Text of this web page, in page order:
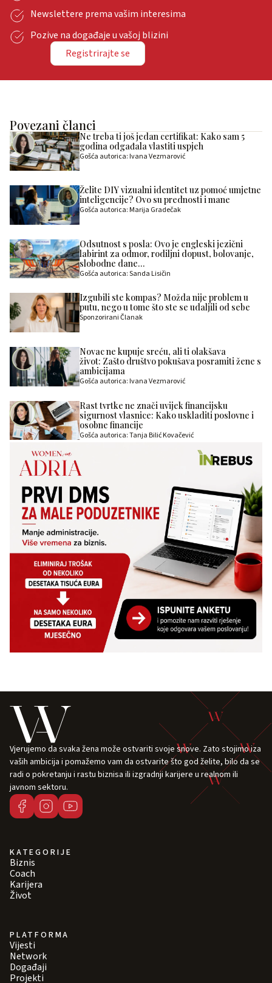
Newslettere prema vašim interesima
Pozive na događaje u vašoj blizini
Registrirajte se
Povezani članci
Ne treba ti još jedan certifikat: Kako sam 5
godina odgađala vlastiti uspjeh
Gošća autorica: Ivana Vezmarović
Želite DIY vizualni identitet uz pomoć umjetne
inteligencije? Ovo su prednosti i mane
Gošća autorica: Marija Gradečak
Odsutnost s posla: Ovo je engleski jezični
labirint za odmor, rodiljni dopust, bolovanje,
slobodne dane…
Gošća autorica: Sanda Lisičin
Izgubili ste kompas? Možda nije problem u
putu, nego u tome što ste se udaljili od sebe
Sponzorirani Članak
Novac ne kupuje sreću, ali ti olakšava
život: Zašto društvo pokušava posramiti žene s
ambicijama
Gošća autorica: Ivana Vezmarović
Rast tvrtke ne znači uvijek financijsku
sigurnost vlasnice: Kako uskladiti poslovne i
osobne financije
Gošća autorica: Tanja Bilić Kovačević
Vjerujemo da svaka žena može ostvariti svoje snove. Zato stojimo iza
vaših ambicija i pomažemo vam da ostvarite što god želite, bilo da se
radi o pokretanju i rastu biznisa ili izgradnji karijere u realnom ili
javnom sektoru.
KATEGORIJE
Biznis
Coach
Karijera
Život
PLATFORMA
Vijesti
Network
Događaji
Projekti